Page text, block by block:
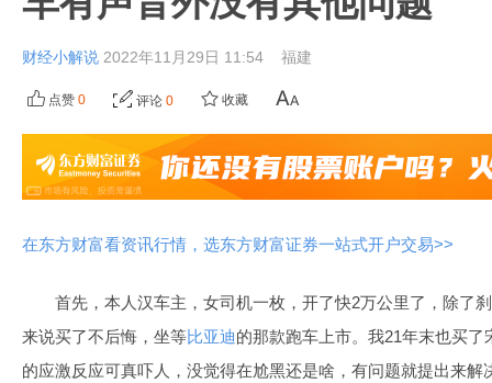
财经小解说 2022年11月29日 11:54 福建
点赞 0 评论 0 收藏
在东方财富看资讯行情，选东方财富证券一站式开户交易>>
首先，本人汉车主，女司机一枚，开了快2万公里了，除了
来说买了不后悔，坐等比亚迪的那款跑车上市。我21年末也买
的应激反应可真吓人，没觉得在尬黑还是啥，有问题就提出来